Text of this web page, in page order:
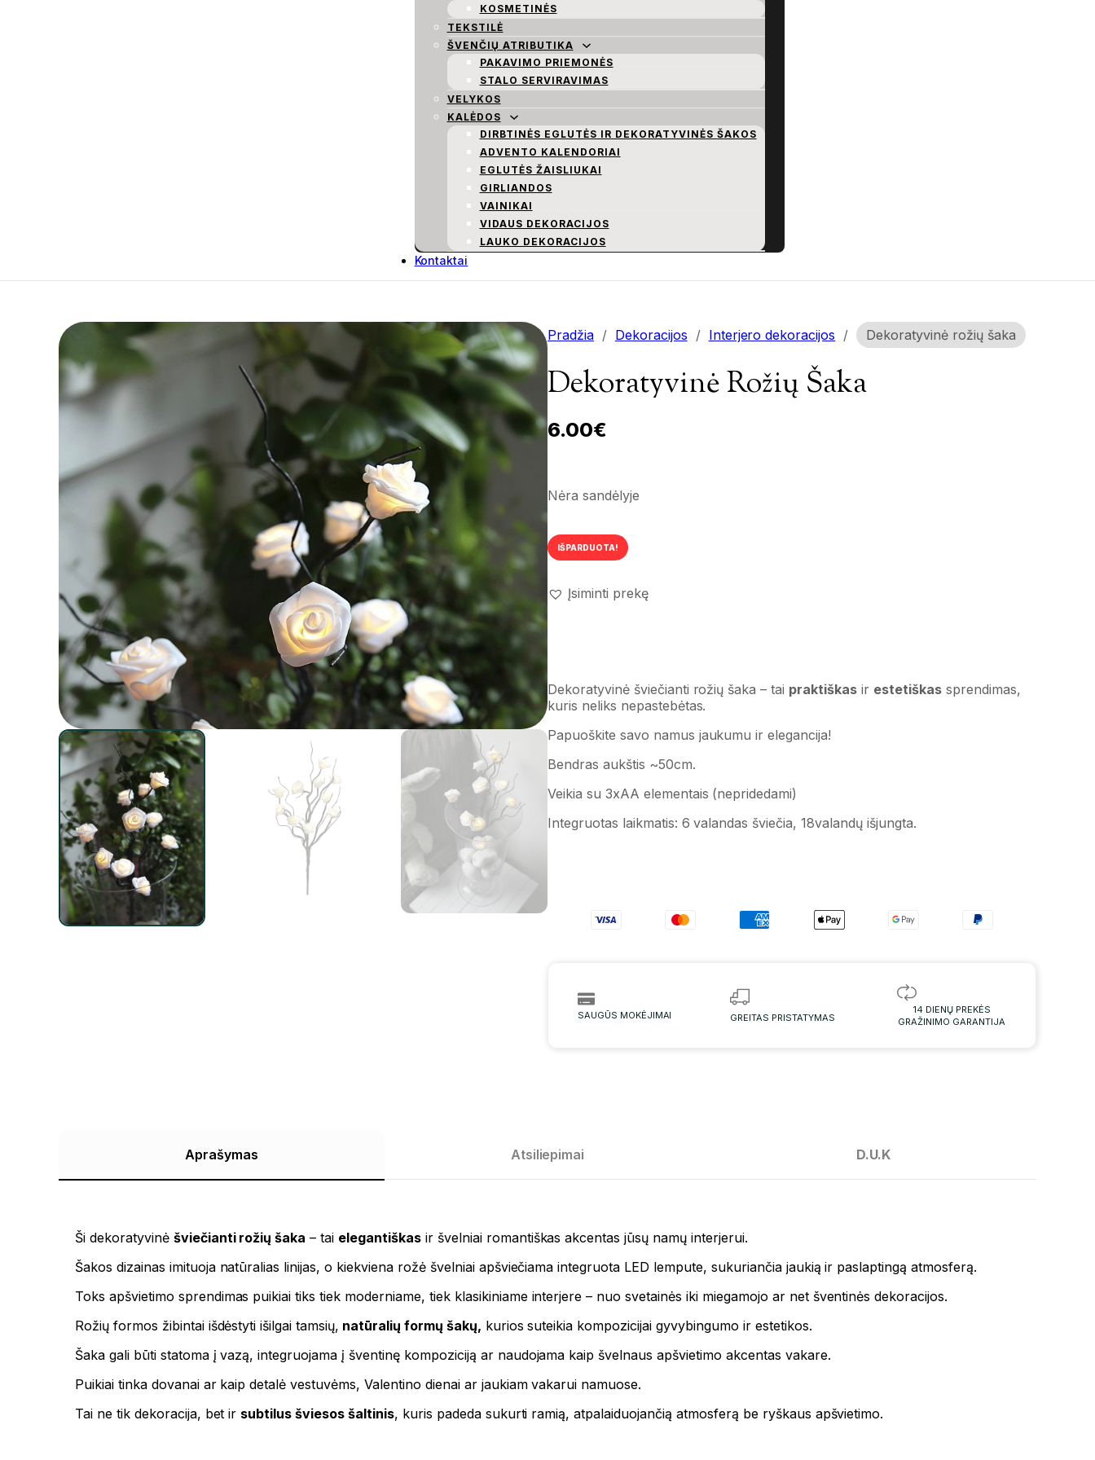
KOSMETINĖS
TEKSTILĖ
ŠVENČIŲ ATRIBUTIKA
PAKAVIMO PRIEMONĖS
STALO SERVIRAVIMAS
VELYKOS
KALĖDOS
DIRBTINĖS EGLUTĖS IR DEKORATYVINĖS ŠAKOS
ADVENTO KALENDORIAI
EGLUTĖS ŽAISLIUKAI
GIRLIANDOS
VAINIKAI
VIDAUS DEKORACIJOS
LAUKO DEKORACIJOS
Kontaktai
Pradžia / Dekoracijos / Interjero dekoracijos / Dekoratyvinė rožių šaka
Dekoratyvinė Rožių Šaka
6.00€
Nėra sandėlyje
IŠPARDUOTA!
Įsiminti prekę
Dekoratyvinė šviečianti rožių šaka – tai praktiškas ir estetiškassprendimas,
kuris neliks nepastebėtas.
Papuoškite savo namus jaukumu ir elegancija!
Bendras aukštis ~50cm.
Veikia su 3xAA elementais (nepridedami)
Integruotas laikmatis: 6 valandas šviečia, 18valandų išjungta.
SAUGŪS MOKĖJIMAI GREITAS PRISTATYMAS
14 DIENŲ PREKĖS
GRAŽINIMO GARANTIJA
Aprašymas Atsiliepimai D.U.K
Ši dekoratyvinė šviečianti rožių šaka – tai elegantiškasir švelniai romantiškas akcentas jūsų namų interjerui.
Šakos dizainas imituoja natūralias linijas, o kiekviena rožė švelniai apšviečiama integruota LED lempute, sukuriančia jaukią ir paslaptingą atmosferą.
Toks apšvietimo sprendimas puikiai tiks tiek moderniame, tiek klasikiniame interjere – nuo svetainės iki miegamojo ar net šventinės dekoracijos.
Rožių formos žibintai išdėstyti išilgai tamsių, natūralių formų šakų, kurios suteikia kompozicijai gyvybingumo ir estetikos.
Šaka gali būti statoma į vazą, integruojama į šventinę kompoziciją ar naudojama kaip švelnaus apšvietimo akcentas vakare.
Puikiai tinka dovanai ar kaip detalė vestuvėms, Valentino dienai ar jaukiam vakarui namuose.
Tai ne tik dekoracija, bet ir subtilus šviesos šaltinis, kuris padeda sukurti ramią, atpalaiduojančią atmosferą be ryškaus apšvietimo.